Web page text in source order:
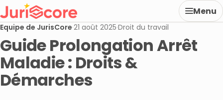
Menu
Equipe de JurisCore·21 août 2025·Droit du travail
Guide Prolongation Arrêt
Maladie : Droits &
Démarches